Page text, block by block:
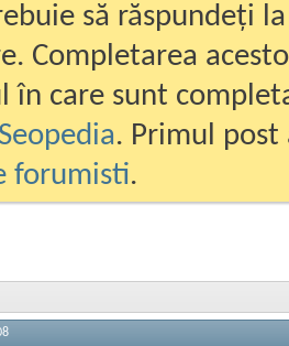
să răspundeți
Completarea
în care sunt
. Primul
forumisti.